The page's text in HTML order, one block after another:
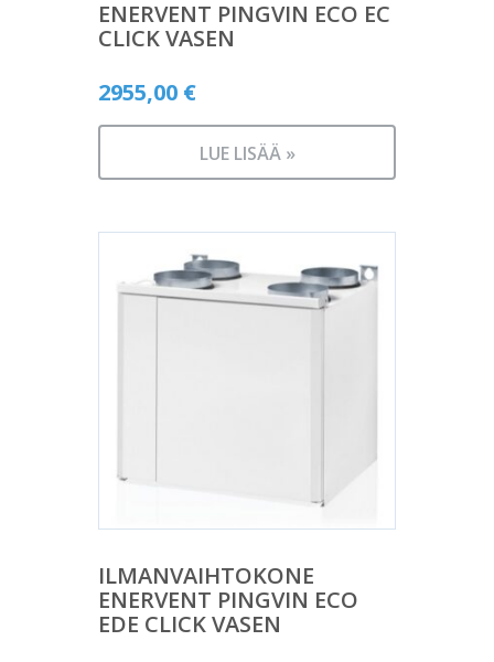
ENERVENT PINGVIN ECO EC
CLICK VASEN
2955,00 €
LUE LISÄÄ »
ILMANVAIHTOKONE
ENERVENT PINGVIN ECO
EDE CLICK VASEN